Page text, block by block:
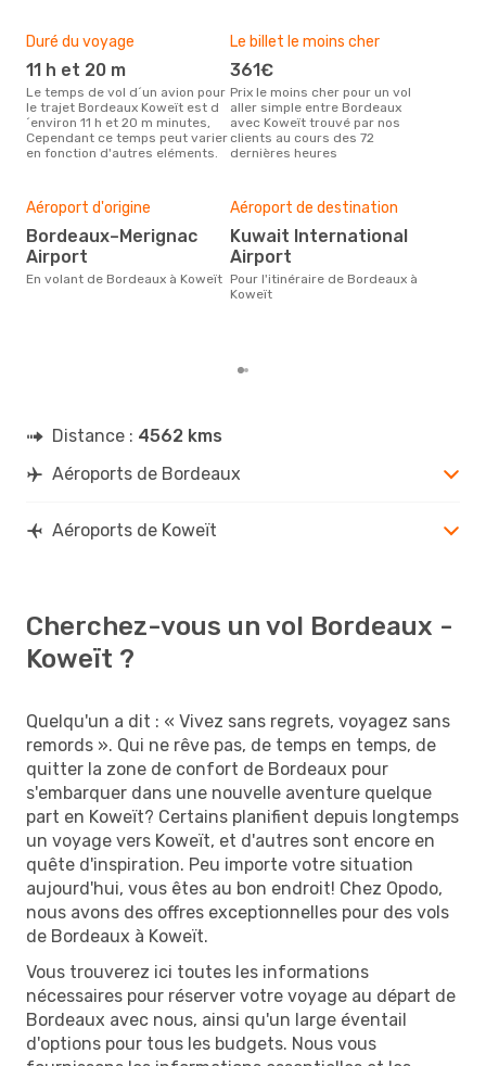
Duré du voyage
11 h et 20 m
Le temps de vol d´un avion pour
le trajet Bordeaux Koweït est d
´environ 11 h et 20 m minutes,
Cependant ce temps peut varier
en fonction d'autres eléments.
Le billet le moins cher
361€
Prix le moins cher pour un vol
aller simple entre Bordeaux
avec Koweït trouvé par nos
clients au cours des 72
dernières heures
Aéroport d'origine
Bordeaux–Merignac
Airport
En volant de Bordeaux à Koweït
Aéroport de destination
Kuwait International
Airport
Pour l'itinéraire de Bordeaux à
Koweït
Distance : 4562 kms
Aéroports de Bordeaux
Aéroports de Koweït
Cherchez-vous un vol Bordeaux -
Koweït ?
Quelqu'un a dit : « Vivez sans regrets, voyagez sans
remords ». Qui ne rêve pas, de temps en temps, de
quitter la zone de confort de Bordeaux pour
s'embarquer dans une nouvelle aventure quelque
part en Koweït? Certains planifient depuis longtemps
un voyage vers Koweït, et d'autres sont encore en
quête d'inspiration. Peu importe votre situation
aujourd'hui, vous êtes au bon endroit! Chez Opodo,
nous avons des offres exceptionnelles pour des vols
de Bordeaux à Koweït.
Vous trouverez ici toutes les informations
nécessaires pour réserver votre voyage au départ de
Bordeaux avec nous, ainsi qu'un large éventail
d'options pour tous les budgets. Nous vous